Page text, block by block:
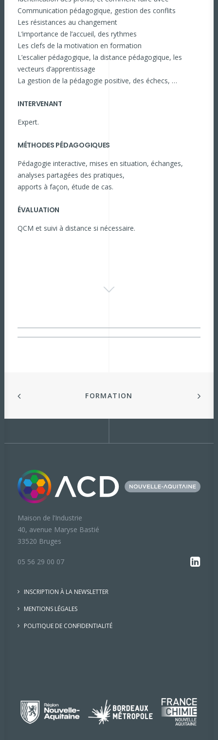
Communication pédagogique, gestion des conflits
Les résistances au changement
L’importance de l’accueil, des rythmes
Les clefs de la motivation en formation
L’escalier pédagogique, la distance pédagogique, les
vecteurs d’apprentissage
La gestion de la pédagogie positive, des échecs, …
INTERVENANT
Expert.
MÉTHODES PÉDAGOGIQUES
Pédagogie interactive, mises en situation, échanges,
analyses partagées des pratiques,
apports à façon, étude de cas.
ÉVALUATION
QCM et suivi à distance si nécessaire.
FORMATION
Maison de l’Industrie
40, avenue Maryse Bastié
33520 Bruges
05 56 29 00 07
INSCRIPTION À LA NEWSLETTER
MENTIONS LÉGALES
POLITIQUE DE CONFIDENTIALITÉ